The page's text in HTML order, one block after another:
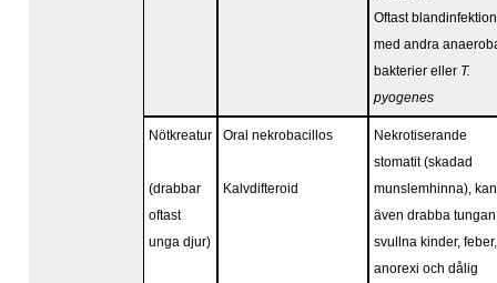
Oftast blandinfektion
med andra
bakterier eller T.
pyogenes
Nötkreatur
(drabbar
oftast
unga djur)
Oral nekrobacillos
Kalvdifteroid
Nekrotiserande
stomatit (skadad
munslemhinna), kan
även drabba
svullna kinder, feber,
anorexi och dålig